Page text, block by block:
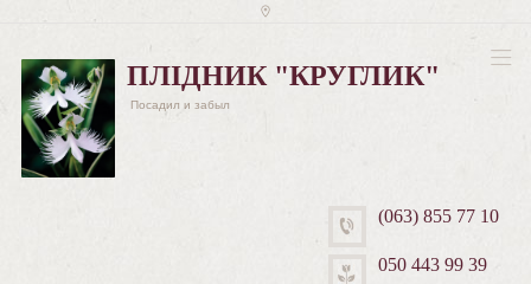
ПЛІДНИК "КРУГЛИК"
Посадил и забыл
(063) 855 77 10
050 443 99 39